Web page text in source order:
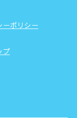
ーポリシー
プ